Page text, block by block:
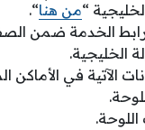
“من هنا“.
رابط الخدمة ضمن
الخليجية.
الآتية في